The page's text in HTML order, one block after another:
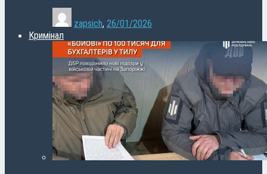
zapsich, 26/01/2026
Кримінал